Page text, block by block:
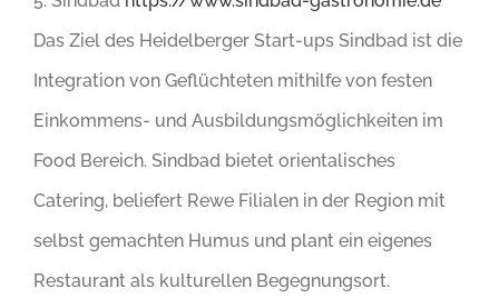
Das Ziel des Heidelberger Start-ups Sindbad ist die
Integration von Geflüchteten mithilfe von festen
Einkommens- und Ausbildungsmöglichkeiten im
Food Bereich. Sindbad bietet orientalisches
Catering, beliefert Rewe Filialen in der Region mit
selbst gemachten Humus und plant ein eigenes
Restaurant als kulturellen Begegnungsort.